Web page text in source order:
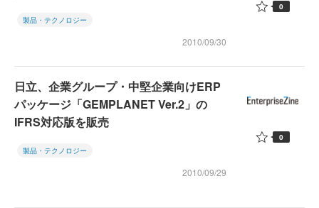
製品・テクノロジー
2010/09/30
0
日立、企業グループ・中堅企業向けERP
パッケージ「GEMPLANET Ver.2」の
IFRS対応版を販売
製品・テクノロジー
2010/09/29
0